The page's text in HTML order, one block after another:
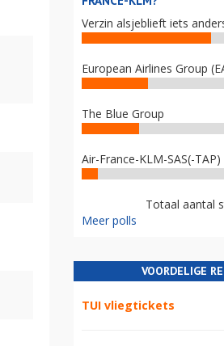
Verzin alsjeblieft iets
European Airlines Group
The Blue Group
Air-France-KLM-SAS(-TAP)
Totaal aantal
Meer polls
VOORDELIGE
TUI vliegtickets